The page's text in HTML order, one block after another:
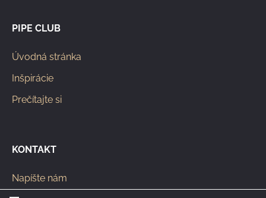
PIPE CLUB
Úvodná stránka
Inšpirácie
Prečítajte si
KONTAKT
Napíšte nám